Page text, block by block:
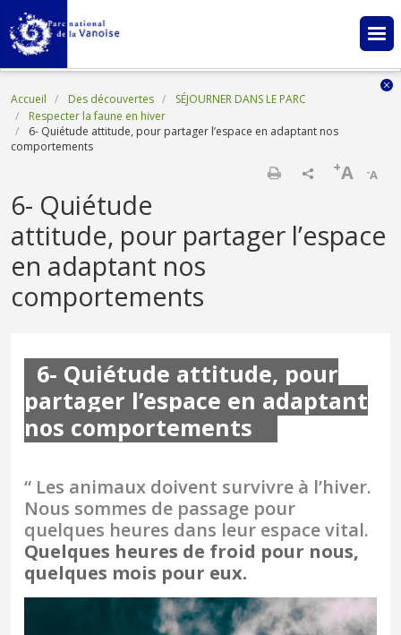
Aller au contenu principal
Fil d'Ariane
Accueil Des découvertes
SÉJOURNER DANS LE PARC
Respecter la faune en hiver
6- Quiétude attitude, pour partager l’espace en adaptant nos
comportements
-A
+A
6- Quiétude
attitude, pour partager l’espace
en adaptant nos
comportements
6- Quiétude attitude, pour
partager l’espace en adaptant
nos comportements
“ Les animaux doivent survivre à l’hiver.
Nous sommes de passage pour
quelques heures dans leur espace vital.
Quelques heures de froid pour nous,
quelques mois pour eux.